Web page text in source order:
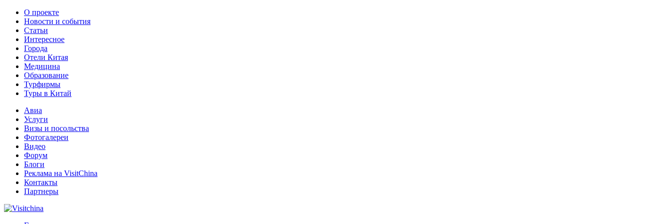
О проекте
Новости и события
Статьи
Интересное
Города
Отели Китая
Медицина
Образование
Турфирмы
Туры в Китай
Авиа
Услуги
Визы и посольства
Фотогалереи
Видео
Форум
Блоги
Реклама на VisitChina
Контакты
Партнеры